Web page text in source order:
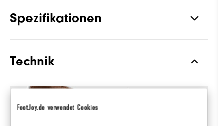
FootJoy.de verwendet Cookies
Spezifikationen
Dämpfung Firm
Technik